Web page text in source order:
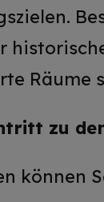
Räume
zu
können